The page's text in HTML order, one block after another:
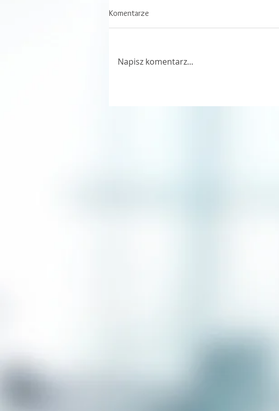
Komentarze
Napisz komentarz...